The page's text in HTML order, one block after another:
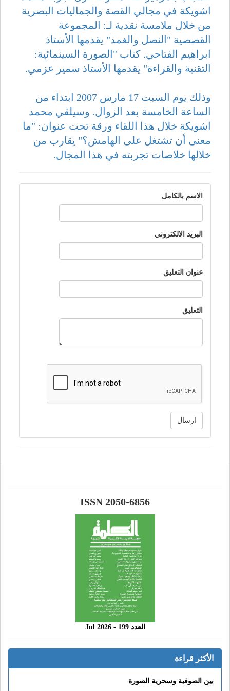
اشويكة في مجالي القصة والجماليات البصرية
من خلال ملامسة نقدية لـ: المجموعة
القصصية "النصل والغمد" يقدمها الأستاذ
ابراهيم الفتاحي. كتاب "الصورة السينمائية:
التقنية والقراءة" يقدمها الأستاذ سمير عزمي.
وذلك يوم السبت 17 مارس 2007 ابتداء من
الساعة الخامسة بعد الزوال. وسيلقي محمد
اشويكة خلال هذا اللقاء ورقة تحت عنوان: "ما
معنى أن تشتغل على الهامش؟" يقارب من
خلالها خلاصات تجربته في هذا المجال.
الاسم بالكامل
البريد الالكتروني
عنوان التعليق
التعليق
ارسال
ISSN 2050-6856
العدد 199 - 2026 Jul
الأكثر قراءة
بين الصوفية وسحرية الصورة